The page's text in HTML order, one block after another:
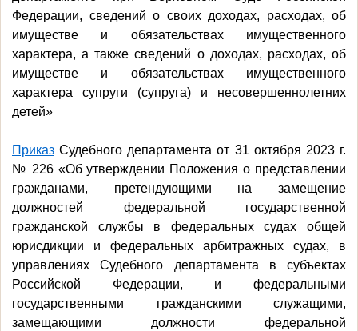
Федерации, сведений о своих доходах, расходах, об
имуществе и обязательствах имущественного
характера, а также сведений о доходах, расходах, об
имуществе и обязательствах имущественного
характера супруги (супруга) и несовершеннолетних
детей»
Приказ Судебного департамента от 31 октября 2023 г.
№ 226 «Об утверждении Положения о представлении
гражданами, претендующими на замещение
должностей федеральной государственной
гражданской службы в федеральных судах общей
юрисдикции и федеральных арбитражных судах, в
управлениях Судебного департамента в субъектах
Российской Федерации, и федеральными
государственными гражданскими служащими,
замещающими должности федеральной